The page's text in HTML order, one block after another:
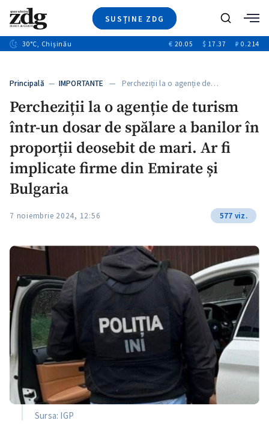
SUSȚINE ZDG
Ştiri
+9
Special
+1
Blog
ZdGust
Caută
30°C, Chișinău € 20.05 $ 17.37 ₽ 0.214
Principală — IMPORTANTE — Percheziții la o agenție de…
Percheziții la o agenție de turism
într-un dosar de spălare a banilor în
proporții deosebit de mari. Ar fi
implicate firme din Emirate și
Bulgaria
7 noiembrie 2024, 12:56 577 viz.
Sursa: IGP